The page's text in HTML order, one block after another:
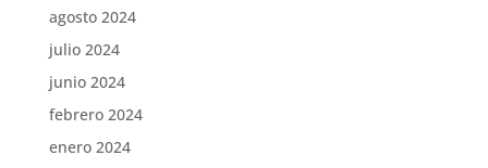
agosto 2024
julio 2024
junio 2024
febrero 2024
enero 2024